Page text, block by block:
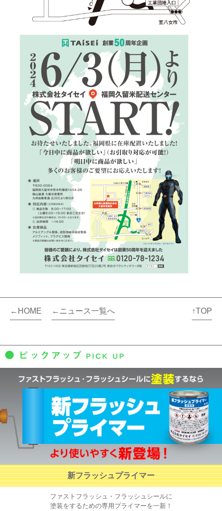
←HOME ←ニュース一覧へ ↑TOP
新フラッシュプライマー
ファストフラッシュ・フラッシュシールに
塗装をするための専用プライマーを一新！